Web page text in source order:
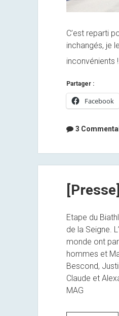
C’est reparti
inchangés, je
inconvénients !
Partager :
Facebook
3
Etape du
de la Seigne.
monde ont
hommes et
Bescond,
Claude et
MAG